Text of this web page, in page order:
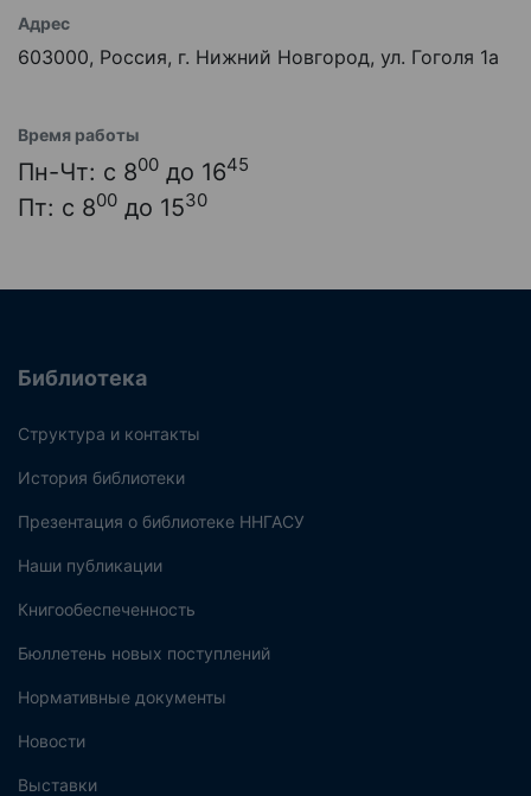
Адрес
603000, Россия, г. Нижний Новгород, ул. Гоголя 1а
Время работы
Пн-Чт: с 800 до 1645
Пт: с 800 до 1530
Библиотека
Структура и контакты
История библиотеки
Презентация о библиотеке ННГАСУ
Наши публикации
Книгообеспеченность
Бюллетень новых поступлений
Нормативные документы
Новости
Выставки